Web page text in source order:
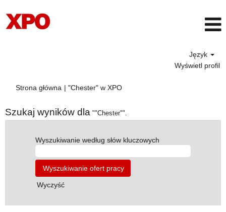
Język
Wyświetl profil
Strona główna | "Chester" w XPO(bieżąca
Szukaj wyników dla ""Chester"".
Wyszukiwanie według słów kluczowych
Wyczyść